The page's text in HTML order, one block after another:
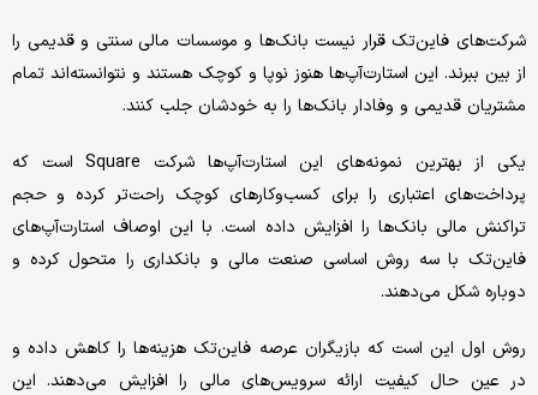
شرکت‌های فاین‌تک قرار نیست بانک‌ها و موسسات مالی سنتی و قدیمی را
از بین ببرند. این استارت‌آپ‌ها هنوز نوپا و کوچک هستند و نتوانسته‌اند تمام
مشتریان قدیمی و وفادار بانک‌ها را به خودشان جلب کنند.
یکی از بهترین نمونه‌های این استارت‌آپ‌ها شرکت Square است که
پرداخت‌های اعتباری را برای کسب‌وکارهای کوچک راحت‌تر کرده و حجم
تراکنش مالی بانک‌ها را افزایش داده است. با این اوصاف استارت‌آپ‌های
فاین‌تک با سه روش اساسی صنعت مالی و بانکداری را متحول کرده و
دوباره شکل می‌دهند.
روش اول این است که بازیگران عرصه فاین‌تک هزینه‌ها را کاهش داده و
در عین حال کیفیت ارائه سرویس‌های مالی را افزایش می‌دهند. این